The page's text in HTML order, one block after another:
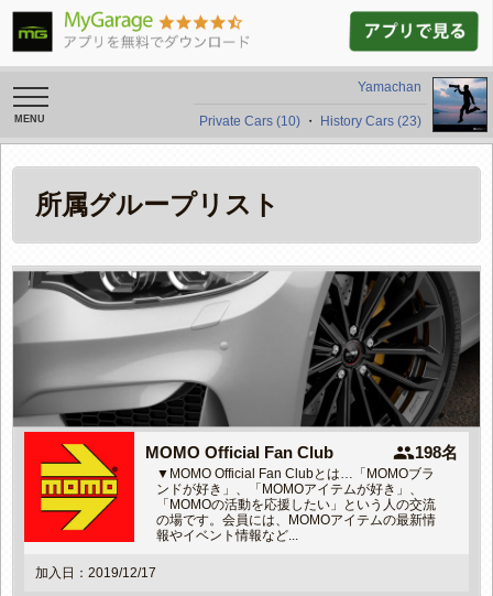
toggle
navigation
Yamachan
Private Cars (10) ・ History Cars (23)
所属グループリスト
MOMO Official Fan Club people198名
▼MOMO Official Fan Clubとは…「MOMOブラ
ンドが好き」、「MOMOアイテムが好き」、
「MOMOの活動を応援したい」という人の交流
の場です。会員には、MOMOアイテムの最新情
報やイベント情報など...
加入日：2019/12/17